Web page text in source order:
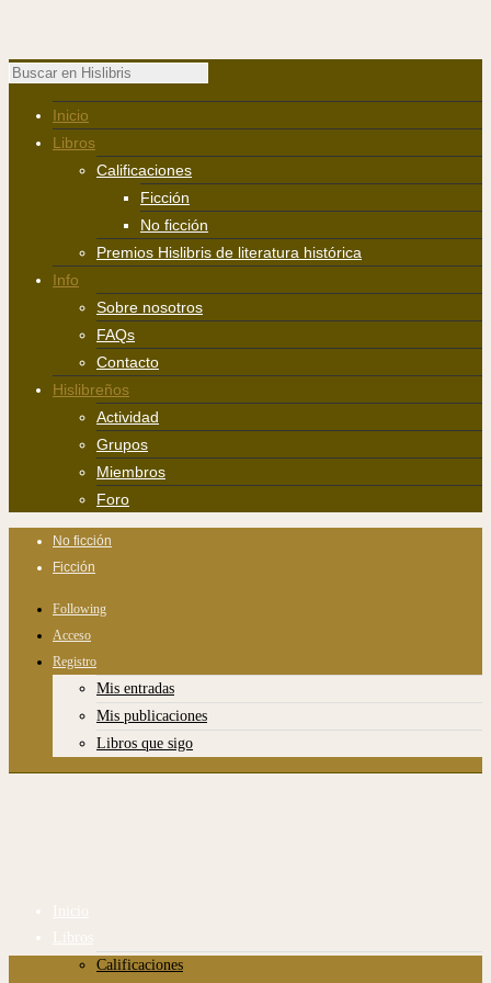
Inicio
Libros
Calificaciones
Ficción
No ficción
Premios Hislibris de literatura histórica
Info
Sobre nosotros
FAQs
Contacto
Hislibreños
Actividad
Grupos
Miembros
Foro
No ficción
Ficción
Following
Acceso
Registro
Mis entradas
Mis publicaciones
Libros que sigo
Inicio
Libros
Calificaciones